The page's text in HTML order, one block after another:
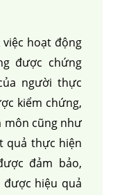
việc hoạt động
được chứng
người thực
kiểm chứng,
môn cũng như
quả thực hiện
đảm bảo,
hiệu quả